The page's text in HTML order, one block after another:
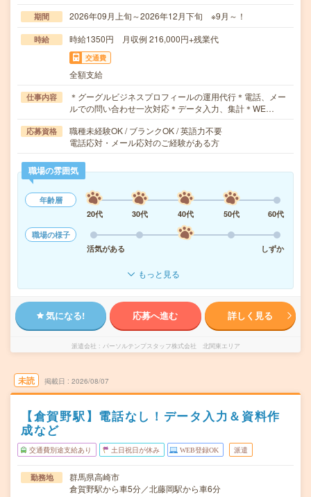
期間 2026年09月上旬～2026年12月下旬 ※9月～！
時給 時給1350円 月収例 216,000円+残業代
交通費
全額支給
仕事内容
＊グーグルビジネスプロフィールの運用代行＊電話、メー
ルでの問い合わせ一次対応＊データ入力、集計＊WE…
応募資格
職種未経験OK / ブランクOK / 英語力不要
電話応対・メール応対のご経験がある方
職場の雰囲気
年齢層
20代
30代 40代 50代
60代
職場の様子
活気がある
しずか
もっと見る
気になる! 応募へ進む 詳しく見る
派遣会社 パーソルテンプスタッフ株式会社 北関東エリア
未読 掲載日 2026/08/07
【倉賀野駅】電話なし！データ入力＆資料作
成など
交通費別途支給あり 土日祝日が休み WEB登録OK 派遣
勤務地
群馬県高崎市
倉賀野駅から車5分／北藤岡駅から車6分